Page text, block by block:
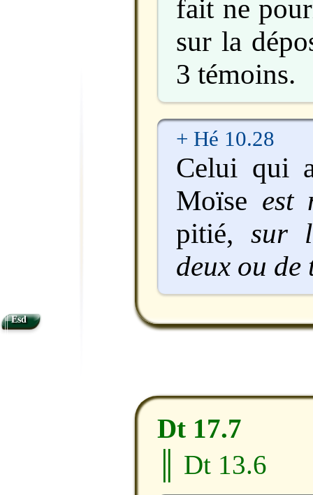
fait ne
sur la
3 témoins.
+ Hé 10.28
Celui qui
Moïse est
pitié, sur
deux ou de
Dt 17.7
║ Dt 13.6
Esd